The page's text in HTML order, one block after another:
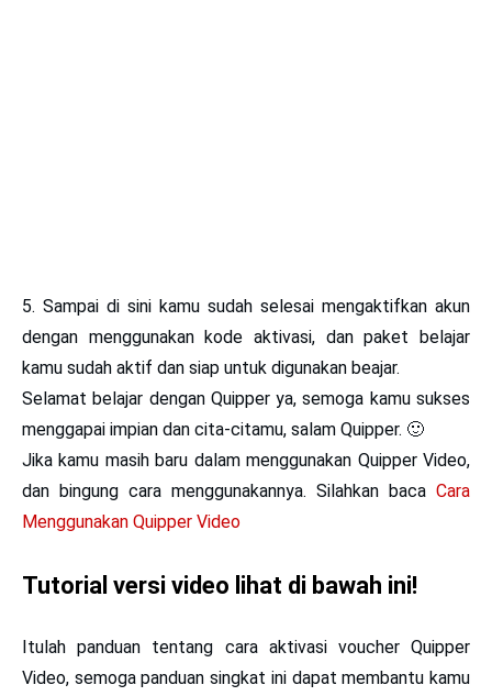
5. Sampai di sini kamu sudah selesai mengaktifkan akun
dengan menggunakan kode aktivasi, dan paket belajar
kamu sudah aktif dan siap untuk digunakan beajar.
Selamat belajar dengan Quipper ya, semoga kamu sukses
menggapai impian dan cita-citamu, salam Quipper. 🙂
Jika kamu masih baru dalam menggunakan Quipper Video,
dan bingung cara menggunakannya. Silahkan baca Cara
Menggunakan Quipper Video
Tutorial versi video lihat di bawah ini!
Itulah panduan tentang cara aktivasi voucher Quipper
Video, semoga panduan singkat ini dapat membantu kamu